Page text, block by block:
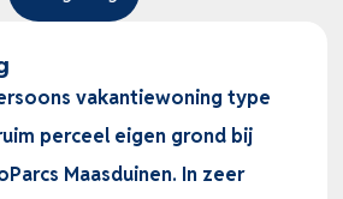
vakantiewoning type
perceel eigen grond bij
Maasduinen. In zeer